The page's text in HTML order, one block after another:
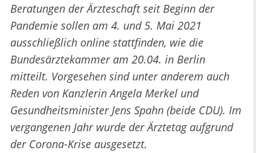
Beratungen der Ärzteschaft seit Beginn der
Pandemie sollen am 4. und 5. Mai 2021
ausschließlich online stattfinden, wie die
Bundesärztekammer am 20.04. in Berlin
mitteilt. Vorgesehen sind unter anderem auch
Reden von Kanzlerin Angela Merkel und
Gesundheitsminister Jens Spahn (beide CDU). Im
vergangenen Jahr wurde der Ärztetag aufgrund
der Corona-Krise ausgesetzt.